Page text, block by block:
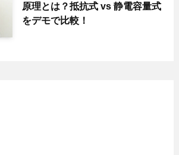
原理とは？抵抗式 vs 静電容量式
をデモで比較！